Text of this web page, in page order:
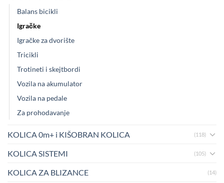
Balans bicikli
Igračke
Igračke za dvorište
Tricikli
Trotineti i skejtbordi
Vozila na akumulator
Vozila na pedale
Za prohodavanje
KOLICA 0m+ i KIŠOBRAN KOLICA (118)
KOLICA SISTEMI (105)
KOLICA ZA BLIZANCE (14)